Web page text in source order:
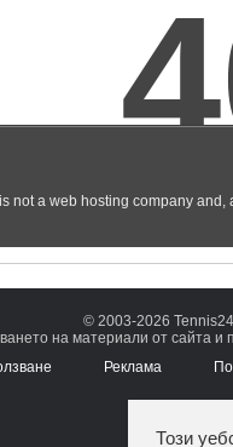
© 2003-2026
на материали от сайта
Реклама
Този